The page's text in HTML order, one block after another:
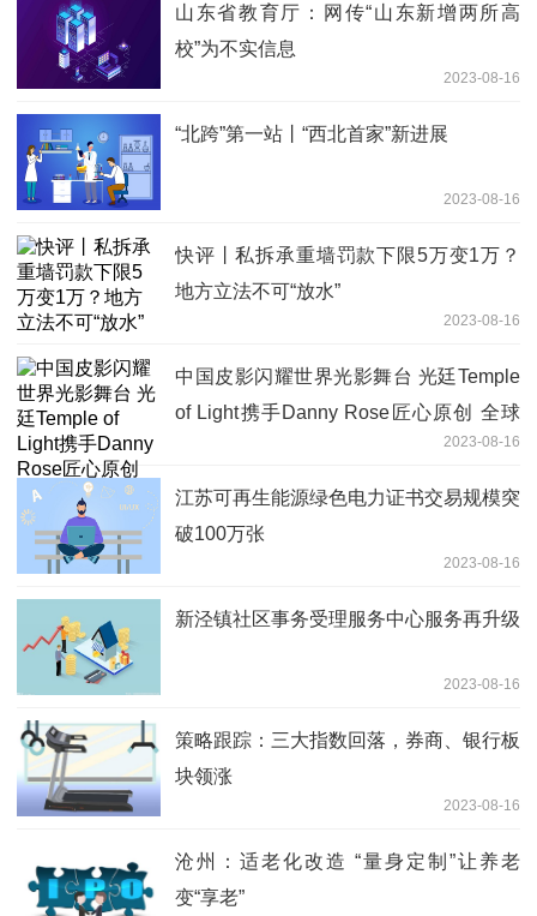
山东省教育厅：网传“山东新增两所高
校”为不实信息
2023-08-16
“北跨”第一站丨“西北首家”新进展
2023-08-16
快评丨私拆承重墙罚款下限5万变1万？
地方立法不可“放水”
2023-08-16
中国皮影闪耀世界光影舞台 光廷Temple
of Light携手Danny Rose匠心原创 全球
2023-08-16
江苏可再生能源绿色电力证书交易规模突
破100万张
2023-08-16
新泾镇社区事务受理服务中心服务再升级
2023-08-16
策略跟踪：三大指数回落，券商、银行板
块领涨
2023-08-16
沧州：适老化改造 “量身定制”让养老
变“享老”